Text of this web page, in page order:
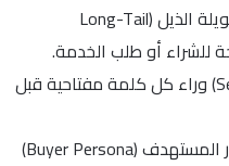
استهداف كلمات مفتاحية طويلة الذيل (Long-Tail
فهم نية البحث (Search Intent) وراء كل كلمة مفتاحية قبل
تحديد بدقة شخصية الجمهور المستهدف (Buyer Persona)